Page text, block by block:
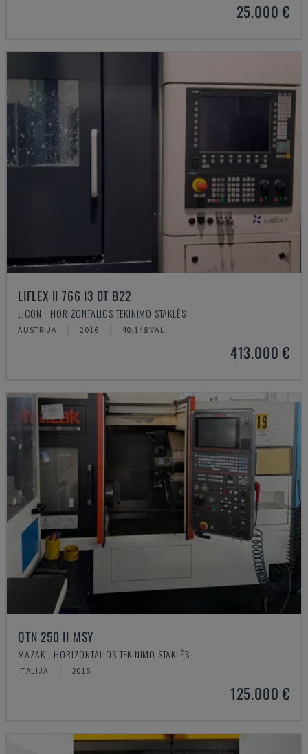
25.000 €
LIFLEX II 766 I3 DT B22
LICON - HORIZONTALIOS TEKINIMO STAKLĖS
AUSTRIJA 2016 40.148 VAL.
413.000 €
QTN 250 II MSY
MAZAK - HORIZONTALIOS TEKINIMO STAKLĖS
ITALIJA 2015
125.000 €